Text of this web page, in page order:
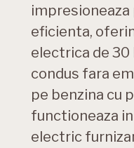
eficienta,
electrica de 30
condus fara
pe benzina cu
functioneaza
electric